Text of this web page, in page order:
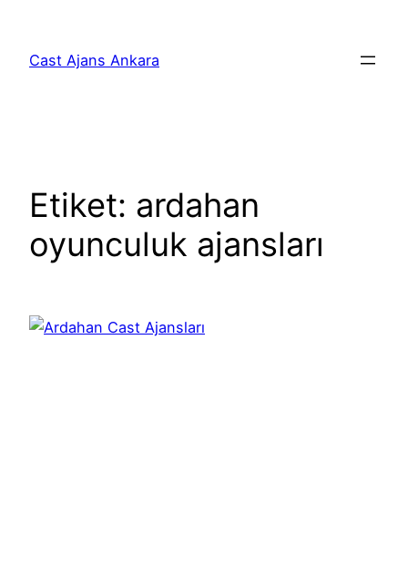
Cast Ajans Ankara
Etiket: ardahan
oyunculuk ajansları